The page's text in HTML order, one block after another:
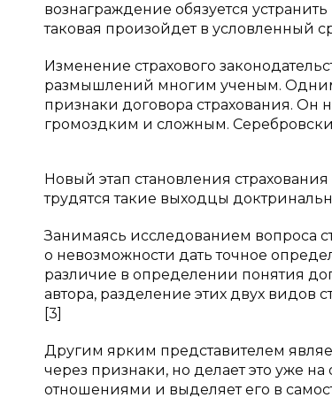
вознаграждение обязуется
таковая произойдет в условленный
Изменение страхового
размышлений многим ученым. Одним
признаки договора страхования. Он
громоздким и сложным.
Новый этап становления
трудятся такие выходцы
Занимаясь исследованием вопроса
о невозможности дать точное
различие в определении понятия
автора, разделение этих двух видов
[3]
Другим ярким представителем
через признаки, но делает это уже
отношениями и выделяет его в